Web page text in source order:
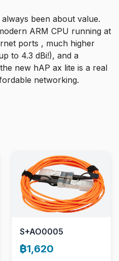
been about value.
ARM CPU running at
ports , much higher
to 4.3 dBi!), and a
new hAP ax lite is a real
networking.
S+AO0005
฿1,620